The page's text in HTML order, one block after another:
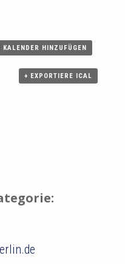
KALENDER HINZUFÜGEN
+ EXPORTIERE ICAL